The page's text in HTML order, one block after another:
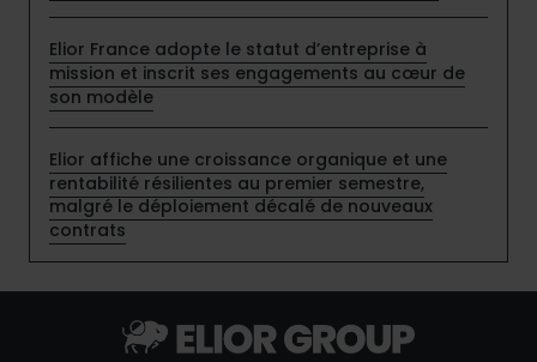
Elior France adopte le statut d’entreprise à
mission et inscrit ses engagements au cœur de
son modèle
Elior affiche une croissance organique et une
rentabilité résilientes au premier semestre,
malgré le déploiement décalé de nouveaux
contrats